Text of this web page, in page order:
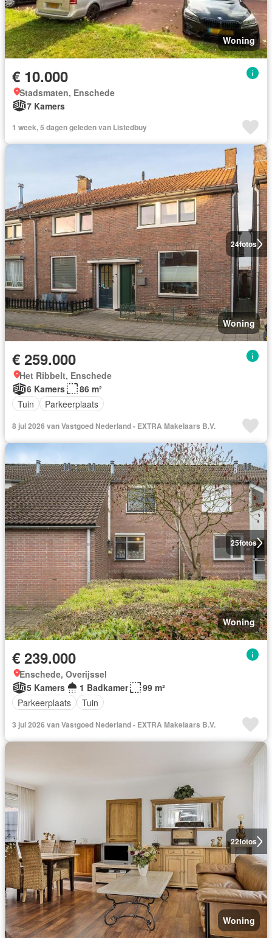
Woning
€ 10.000
Stadsmaten, Enschede
7 Kamers
1 week, 5 dagen geleden van Listedbuy
24fotos
Woning
€ 259.000
Het Ribbelt, Enschede
6 Kamers
86 m²
Tuin
Parkeerplaats
8 jul 2026 van Vastgoed Nederland - EXTRA Makelaars B.V.
25fotos
Woning
€ 239.000
Enschede, Overijssel
5 Kamers
1 Badkamer
99 m²
Parkeerplaats
Tuin
3 jul 2026 van Vastgoed Nederland - EXTRA Makelaars B.V.
22fotos
Woning